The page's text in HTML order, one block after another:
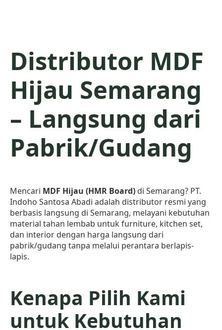
Distributor MDF
Hijau Semarang
– Langsung dari
Pabrik/Gudang
Mencari MDF Hijau (HMR Board) di Semarang? PT.
Indoho Santosa Abadi adalah distributor resmi yang
berbasis langsung di Semarang, melayani kebutuhan
material tahan lembab untuk furniture, kitchen set,
dan interior dengan harga langsung dari
pabrik/gudang tanpa melalui perantara berlapis-
lapis.
Kenapa Pilih Kami
untuk Kebutuhan